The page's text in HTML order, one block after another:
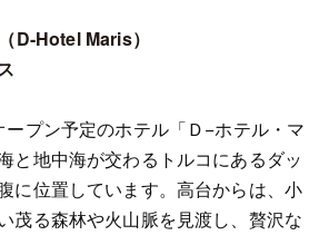
D-Hotel Maris）
プン予定のホテル「Ｄ−ホテル・マ
と地中海が交わるトルコにあるダッ
に位置しています。高台からは、小
茂る森林や火山脈を見渡し、贅沢な